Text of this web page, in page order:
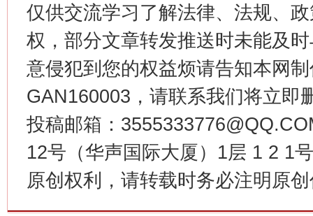
仅供交流学习了解法律、法规、
权，部分文章转发推送时未能及
意侵犯到您的权益烦请告知本网
GAN160003，请联系我们将立即
投稿邮箱：
12号（华声国际大厦）1层 1 2 1
原创权利，请转载时务必注明原
习近平的博鳌关键词
魏明